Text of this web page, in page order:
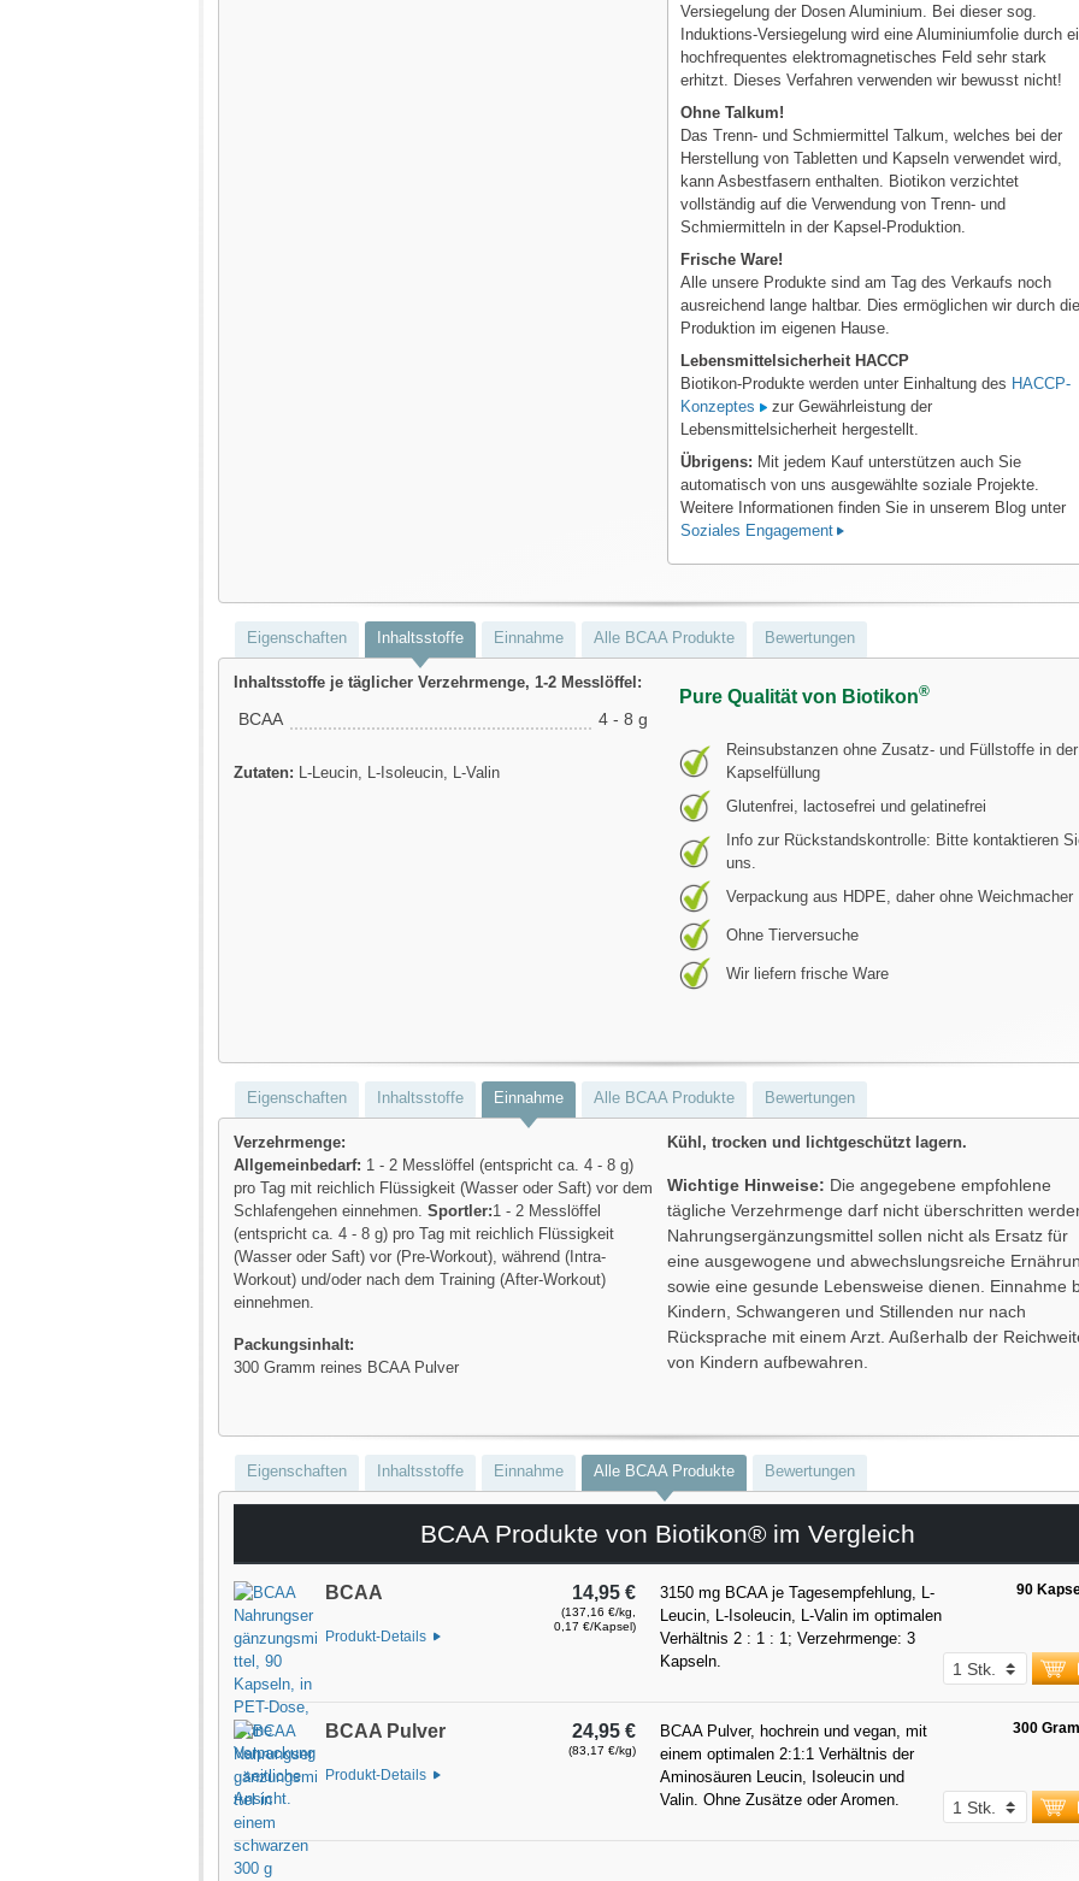
Versiegelung der Dosen Aluminium. Bei dieser sog.
Induktions-Versiegelung wird eine Aluminiumfolie durch
hochfrequentes elektromagnetisches Feld sehr stark
erhitzt. Dieses Verfahren verwenden wir bewusst nicht!
Ohne Talkum!
Das Trenn- und Schmiermittel Talkum, welches bei der
Herstellung von Tabletten und Kapseln verwendet wird,
kann Asbestfasern enthalten. Biotikon verzichtet
vollständig auf die Verwendung von Trenn- und
Schmiermitteln in der Kapsel-Produktion.
Frische Ware!
Alle unsere Produkte sind am Tag des Verkaufs noch
ausreichend lange haltbar. Dies ermöglichen wir durch
Produktion im eigenen Hause.
Lebensmittelsicherheit HACCP
Biotikon-Produkte werden unter Einhaltung des HACCP-
Konzeptes
zur Gewährleistung der
Lebensmittelsicherheit hergestellt.
Übrigens: Mit jedem Kauf unterstützen auch Sie
automatisch von uns ausgewählte soziale Projekte.
Weitere Informationen finden Sie in unserem Blog unter
Soziales Engagement
Eigenschaften Inhaltsstoffe Einnahme Alle BCAA Produkte Bewertungen
Inhaltsstoffe je täglicher Verzehrmenge, 1-2 Messlöffel:
BCAA 4 - 8 g
Zutaten: L-Leucin, L-Isoleucin, L-Valin
Pure Qualität von Biotikon®
Reinsubstanzen ohne Zusatz- und Füllstoffe in der
Kapselfüllung
Glutenfrei, lactosefrei und gelatinefrei
Info zur Rückstandskontrolle: Bitte kontaktieren
uns.
Verpackung aus HDPE, daher ohne Weichmacher
Ohne Tierversuche
Wir liefern frische Ware
Eigenschaften Inhaltsstoffe Einnahme Alle BCAA Produkte Bewertungen
Verzehrmenge:
Allgemeinbedarf: 1 - 2 Messlöffel (entspricht ca. 4 - 8 g)
pro Tag mit reichlich Flüssigkeit (Wasser oder Saft) vor dem
Schlafengehen einnehmen. Sportler:1 - 2 Messlöffel
(entspricht ca. 4 - 8 g) pro Tag mit reichlich Flüssigkeit
(Wasser oder Saft) vor (Pre-Workout), während (Intra-
Workout) und/oder nach dem Training (After-Workout)
einnehmen.
Packungsinhalt:
300 Gramm reines BCAA Pulver
Kühl, trocken und lichtgeschützt lagern.
Wichtige Hinweise: Die angegebene empfohlene
tägliche Verzehrmenge darf nicht überschritten
Nahrungsergänzungsmittel sollen nicht als Ersatz für
eine ausgewogene und abwechslungsreiche
sowie eine gesunde Lebensweise dienen. Einnahme
Kindern, Schwangeren und Stillenden nur nach
Rücksprache mit einem Arzt. Außerhalb der
von Kindern aufbewahren.
Eigenschaften Inhaltsstoffe Einnahme Alle BCAA Produkte Bewertungen
BCAA Produkte von Biotikon® im Vergleich
BCAA
Produkt-Details
14,95 €
(137,16 €/kg,
0,17 €/Kapsel)
3150 mg BCAA je Tagesempfehlung, L-
Leucin, L-Isoleucin, L-Valin im optimalen
Verhältnis 2 : 1 : 1; Verzehrmenge: 3
Kapseln.
90
BCAA Pulver
Produkt-Details
24,95 €
(83,17 €/kg)
BCAA Pulver, hochrein und vegan, mit
einem optimalen 2:1:1 Verhältnis der
Aminosäuren Leucin, Isoleucin und
Valin. Ohne Zusätze oder Aromen.
300